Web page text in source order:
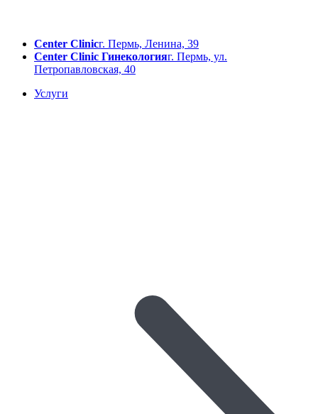
Center Clinicг. Пермь, Ленина, 39
Center Clinic Гинекологияг. Пермь, ул.
Петропавловская, 40
Услуги